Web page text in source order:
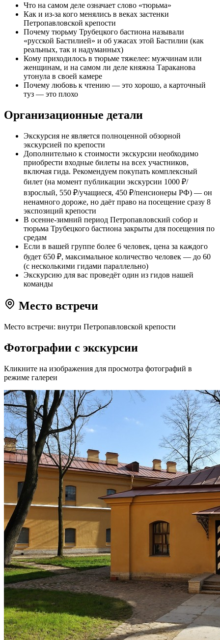
Что на самом деле означает слово «тюрьма»
Как и из-за кого менялись в веках застенки
Петропавловской крепости
Почему тюрьму Трубецкого бастиона называли
«русской Бастилией» и об ужасах этой Бастилии (как
реальных, так и надуманных)
Кому приходилось в тюрьме тяжелее: мужчинам или
женщинам, и на самом ли деле княжна Тараканова
утонула в своей камере
Почему любовь к чтению — это хорошо, а карточный
туз — это плохо
Организационные детали
Экскурсия не является полноценной обзорной
экскурсией по крепости
Дополнительно к стоимости экскурсии необходимо
приобрести входные билеты на всех участников,
включая гида. Рекомендуем покупать комплексный
билет (на момент публикации экскурсии 1000 ₽/
взрослый, 550 ₽/учащиеся, 450 ₽/пенсионеры РФ) — он
ненамного дороже, но даёт право на посещение сразу 8
экспозиций крепости
В осенне-зимний период Петропавловский собор и
тюрьма Трубецкого бастиона закрыты для посещения по
средам
Если в вашей группе более 6 человек, цена за каждого
будет 650 ₽, максимальное количество человек — до 60
(с несколькими гидами параллельно)
Экскурсию для вас проведёт один из гидов нашей
команды
Место встречи
Место встречи: внутри Петропавловской крепости
Фотографии с экскурсии
Кликните на изображения для просмотра фотографий в
режиме галереи